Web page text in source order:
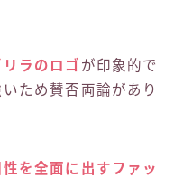
リラのロゴ が印象的で
ため賛否両論があり
を全面に出すファッ